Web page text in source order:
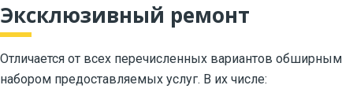
Эксклюзивный ремонт
Отличается от всех перечисленных вариантов обширным
набором предоставляемых услуг. В их числе: